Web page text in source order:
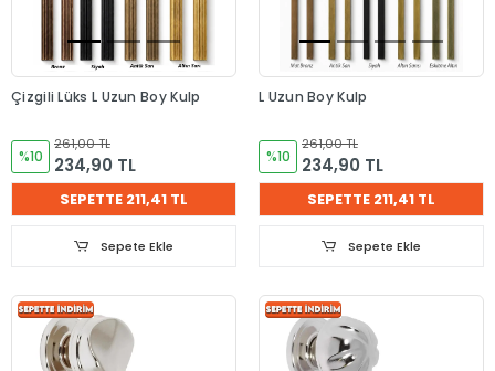
Çizgili Lüks L Uzun Boy Kulp
%10
261,00 TL
234,90 TL
SEPETTE 211,41 TL
Sepete Ekle
L Uzun Boy Kulp
%10
261,00 TL
234,90 TL
SEPETTE 211,41 TL
Sepete Ekle